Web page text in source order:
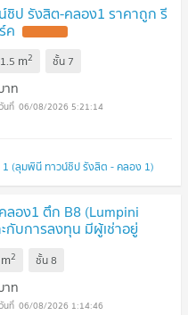
ป รังสิต-คลอง1 ราคาถูก รี
ค
m2 ชั้น 7
าท
06/08/2026 5:21:14
1 (ลุมพินี ทาวน์ชิป รังสิต - คลอง 1)
อง1 ตึก B8 (Lumpini
กับการลงทุน มีผู้เช่าอยู่
m2 ชั้น8
าท
06/08/2026 1:14:46